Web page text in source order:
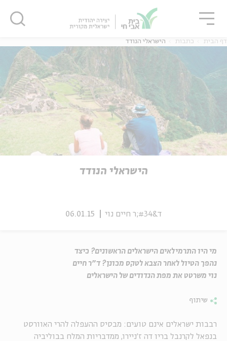
אנגלית נוער
אנגלית
דף הבית כתבות הישראלי הנודד
הישראלי הנודד
ד&#34;ר חיים נוי 06.01.15
מי היו התרמילאים הישראלים הראשונים? כיצד
נהפך הטיול לאחר הצבא לטקס מכונן? ד"ר חיים
נוי משרטט את מפת הנדודים של הישראלים
שיתוף
רבבות ישראלים אינם טועים: מבסיס ההעפלה להרי האוורסט
בנפאל לקרנבל בריו דה ז'ניירו, ממדבריות המלח בבוליביה
סגור